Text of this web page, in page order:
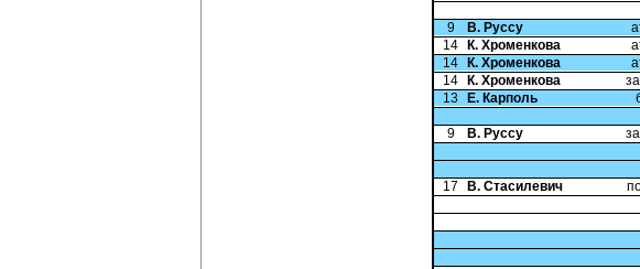
9
В. Руссу
14
К. Хроменкова
14
К. Хроменкова
14
К. Хроменкова
13
Е. Карполь
9
В. Руссу
17
В. Стасилевич